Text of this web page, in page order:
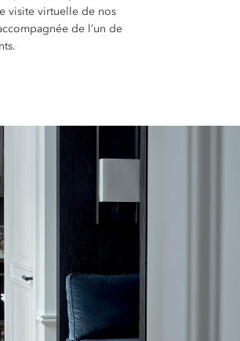
visite virtuelle de nos
de l’un de